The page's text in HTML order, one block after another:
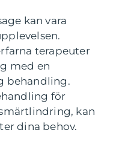
kan vara
terapeuter
med en
behandling.
för
kan
dina behov.